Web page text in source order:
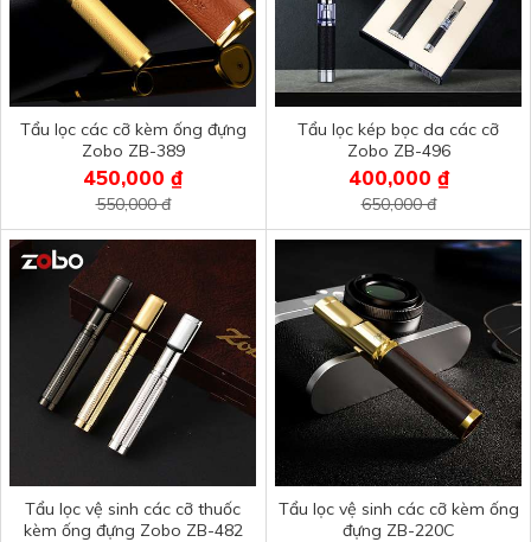
Tẩu lọc các cỡ kèm ống đựng
Zobo ZB-389
450,000 ₫
550,000 đ
Tẩu lọc kép bọc da các cỡ
Zobo ZB-496
400,000 ₫
650,000 đ
Tẩu lọc vệ sinh các cỡ thuốc
kèm ống đựng Zobo ZB-482
Tẩu lọc vệ sinh các cỡ kèm ống
đựng ZB-220C